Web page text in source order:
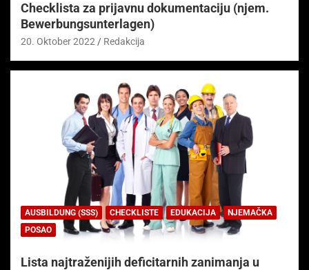
Checklista za prijavnu dokumentaciju (njem.
Bewerbungsunterlagen)
20. Oktober 2022 Redakcija
AUSBILDUNG (SSS) CHECKLISTE EDUKACIJA
NJEMAČKA
POSAO
Lista najtraženijih deficitarnih zanimanja u